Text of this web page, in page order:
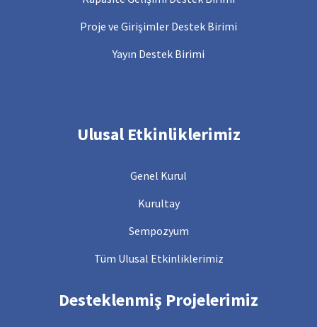
Proje ve Girişimler Destek Birimi
Yayın Destek Birimi
Ulusal Etkinliklerimiz
Genel Kurul
Kurultay
Sempozyum
Tüm Ulusal Etkinliklerimiz
Desteklenmiş Projelerimiz